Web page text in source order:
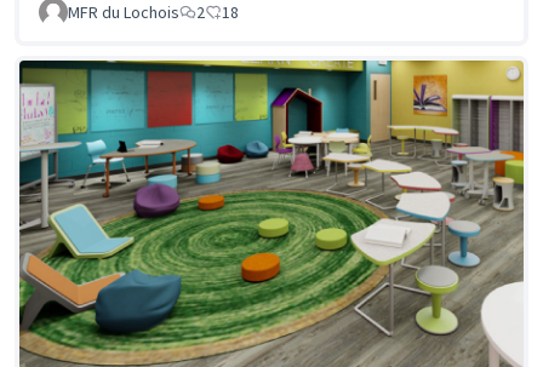
MFR du Lochois
2 18